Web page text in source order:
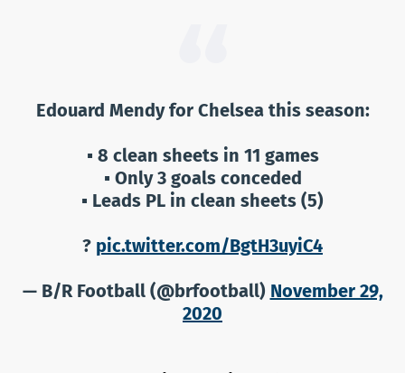
Edouard Mendy for Chelsea this season:
▪️ 8 clean sheets in 11 games
▪️ Only 3 goals conceded
▪️ Leads PL in clean sheets (5)
? pic.twitter.com/BgtH3uyiC4
— B/R Football (@brfootball) November 29,
2020